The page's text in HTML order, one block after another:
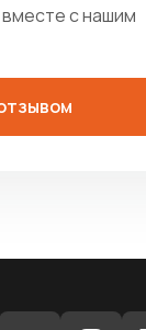
с нашим